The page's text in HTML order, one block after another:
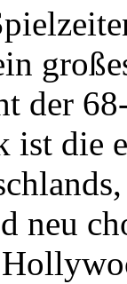
der
ist die
neu